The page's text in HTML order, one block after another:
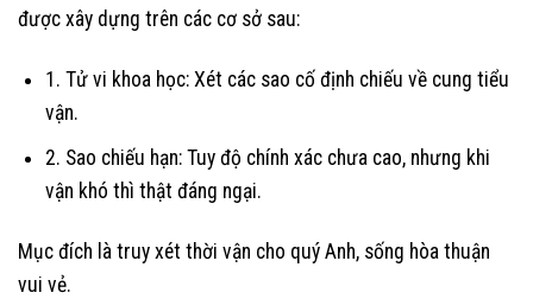
được xây dựng trên các cơ sở sau:
1. Tử vi khoa học: Xét các sao cố định chiếu về cung tiểu
vận.
2. Sao chiếu hạn: Tuy độ chính xác chưa cao, nhưng khi
vận khó thì thật đáng ngại.
Mục đích là truy xét thời vận cho quý Anh, sống hòa thuận
vui vẻ.